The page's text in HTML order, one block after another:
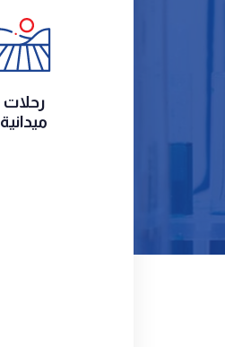
رحلات
ميدانية